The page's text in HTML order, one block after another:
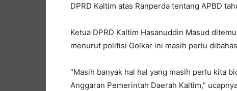
DPRD Kaltim atas Ranperda tentang APBD
Ketua DPRD Kaltim Hasanuddin Masud
menurut politisi Golkar ini masih perlu
“Masih banyak hal hal yang masih perlu kita
Anggaran Pemerintah Daerah Kaltim,”